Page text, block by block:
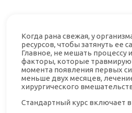
Когда рана свежая, у
ресурсов, чтобы затянуть ее
Главное, не мешать процессу
факторы, которые
момента появления первых
меньше двух месяцев,
хирургического
Стандартный курс включает в